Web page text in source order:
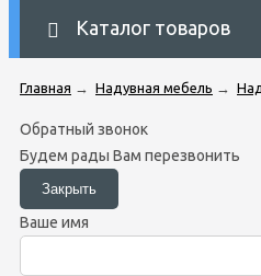
Каталог товаров
Главная → Надувная мебель →
Обратный звонок
Будем рады Вам перезвонить
Ваше имя